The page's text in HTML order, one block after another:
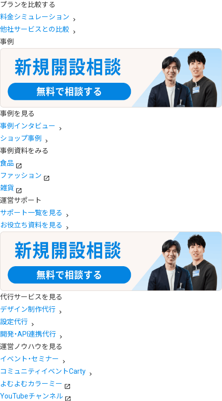
プランを比較する
料金シミュレーション
他社サービスとの比較
事例
事例を見る
事例インタビュー
ショップ事例
事例資料をみる
食品
ファッション
雑貨
運営サポート
サポート一覧を見る
お役立ち資料を見る
代行サービスを見る
デザイン制作代行
設定代行
開発・API連携代行
運営ノウハウを見る
イベント・セミナー
コミュニティイベントCarty
よむよむカラーミー
YouTubeチャンネル